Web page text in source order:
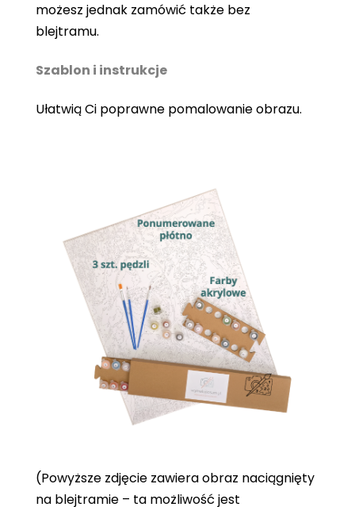
możesz jednak zamówić także bez
blejtramu.
Szablon i instrukcje
Ułatwią Ci poprawne pomalowanie obrazu.
(Powyższe zdjęcie zawiera obraz naciągnięty
na blejtramie – ta możliwość jest